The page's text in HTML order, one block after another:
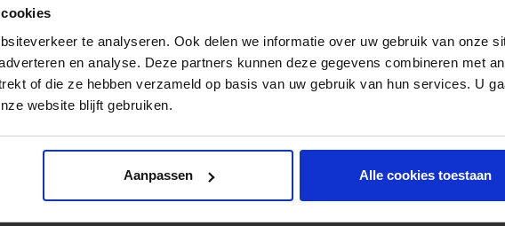
te analyseren. Ook delen we informatie over uw gebruik van onze
en analyse. Deze partners kunnen deze gegevens combineren met
of die ze hebben verzameld op basis van uw gebruik van hun services. U
website blijft gebruiken.
Aanpassen Alle cookies toestaan
Trusted by companies like